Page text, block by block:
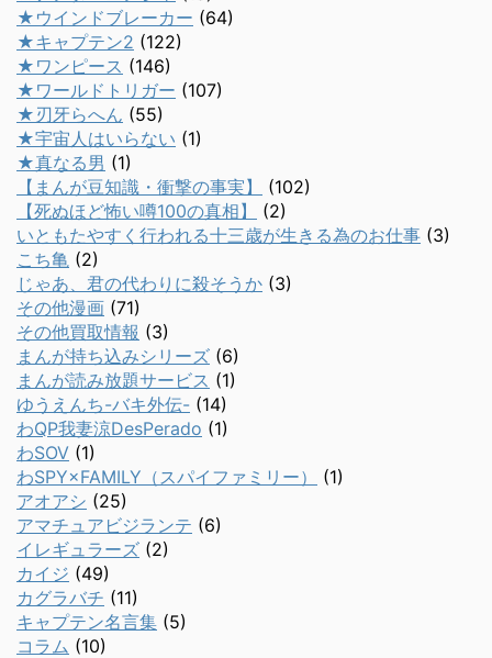
★ウインドブレーカー (64)
★キャプテン2 (122)
★ワンピース (146)
★ワールドトリガー (107)
★刃牙らへん (55)
★宇宙人はいらない (1)
★真なる男 (1)
【まんが豆知識・衝撃の事実】
(102)
【死ぬほど怖い噂100の真相】
(2)
いともたやすく行われる十三歳が生きる為のお仕事 (3)
こち亀 (2)
じゃあ、君の代わりに殺そうか (3)
その他漫画 (71)
その他買取情報 (3)
まんが持ち込みシリーズ (6)
まんが読み放題サービス (1)
ゆうえんち-バキ外伝- (14)
わQP我妻涼DesPerado (1)
わSOV (1)
わSPY×FAMILY（スパイファミリー）
(1)
アオアシ (25)
アマチュアビジランテ (6)
イレギュラーズ (2)
カイジ (49)
カグラバチ (11)
キャプテン名言集 (5)
コラム (10)